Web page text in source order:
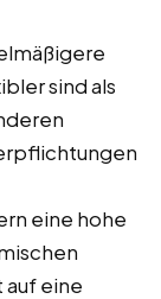
sind als
eine hohe
auf eine